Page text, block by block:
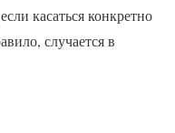
касаться конкретно
случается в